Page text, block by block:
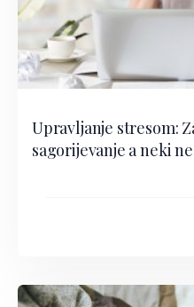
Upravljanje stresom:
sagorijevanje a neki